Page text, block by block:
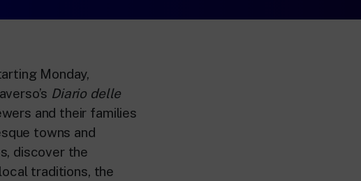
Monday,
Diario delle
and their families
towns and
discover the
traditions, the